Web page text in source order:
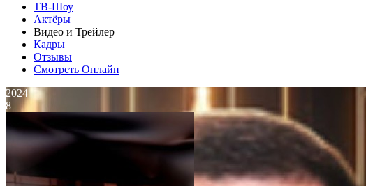
ТВ-Шоу
Актёры
Видео и Трейлер
Кадры
Отзывы
Смотреть Онлайн
2024
8